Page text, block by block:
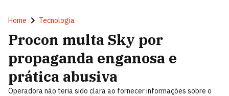
Home Tecnologia
Procon multa Sky por
propaganda enganosa e
prática abusiva
Operadora não teria sido clara ao fornecer informações sobre o